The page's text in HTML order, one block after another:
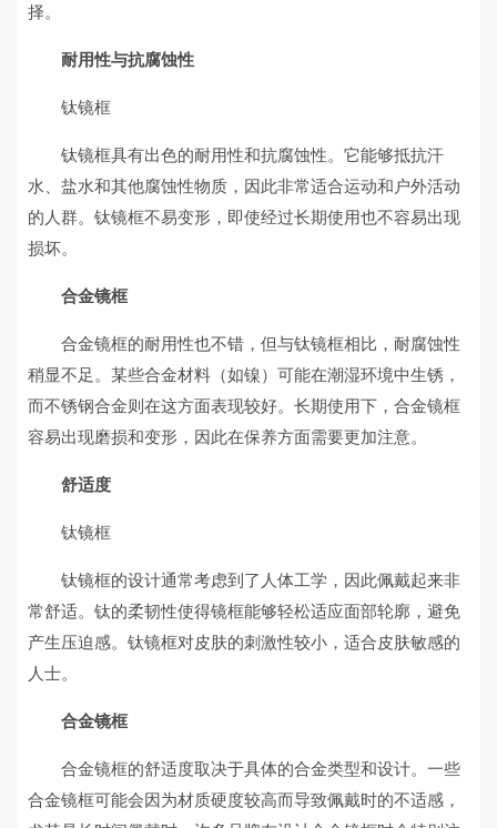
择。
耐用性与抗腐蚀性
钛镜框
钛镜框具有出色的耐用性和抗腐蚀性。它能够抵抗汗
水、盐水和其他腐蚀性物质，因此非常适合运动和户外活动
的人群。钛镜框不易变形，即使经过长期使用也不容易出现
损坏。
合金镜框
合金镜框的耐用性也不错，但与钛镜框相比，耐腐蚀性
稍显不足。某些合金材料（如镍）可能在潮湿环境中生锈，
而不锈钢合金则在这方面表现较好。长期使用下，合金镜框
容易出现磨损和变形，因此在保养方面需要更加注意。
舒适度
钛镜框
钛镜框的设计通常考虑到了人体工学，因此佩戴起来非
常舒适。钛的柔韧性使得镜框能够轻松适应面部轮廓，避免
产生压迫感。钛镜框对皮肤的刺激性较小，适合皮肤敏感的
人士。
合金镜框
合金镜框的舒适度取决于具体的合金类型和设计。一些
合金镜框可能会因为材质硬度较高而导致佩戴时的不适感，